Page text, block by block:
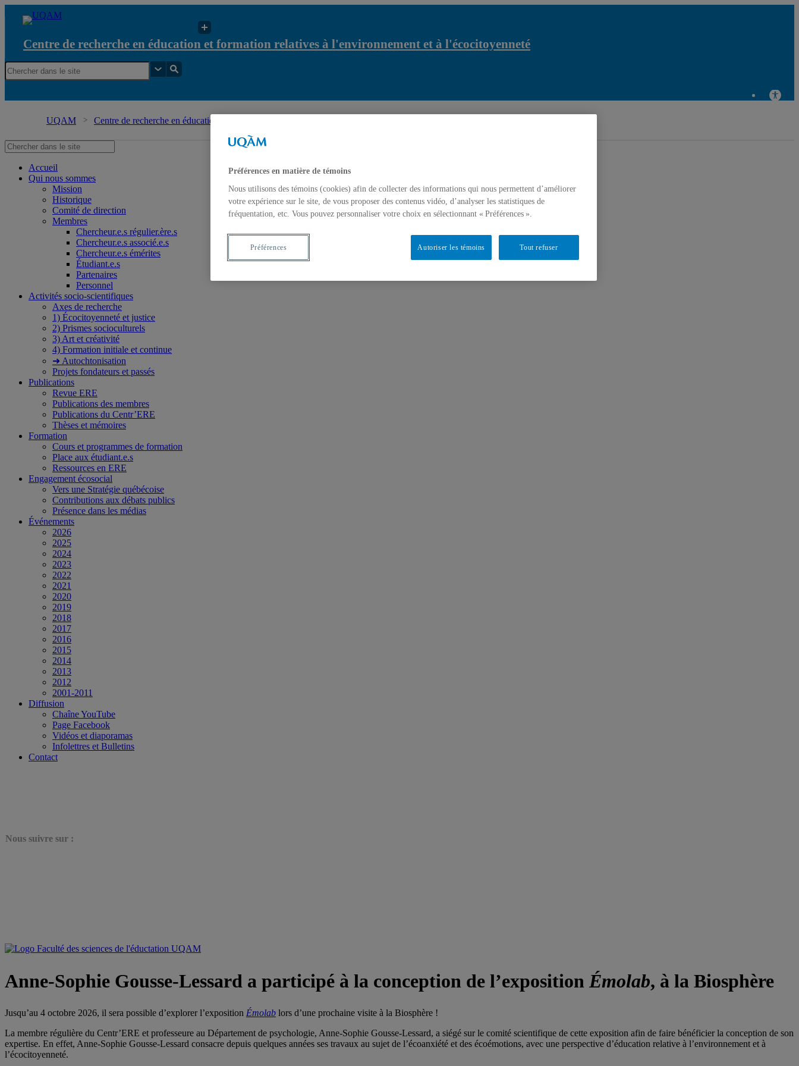
Centre de recherche en éducation et formation relatives à l'environnement et à l'écocitoyenneté
UQAM Centre de recherche en éducation et formation r...
l'environnement et à l'écocitoyenneté
Accueil
Qui nous sommes
Mission
Historique
Comité de direction
Membres
Chercheur.e.s régulier.ère.s
Chercheur.e.s associé.e.s
Chercheur.e.s émérites
Étudiant.e.s
Partenaires
Personnel
Activités socio-scientifiques
Axes de recherche
1) Écocitoyenneté et justice
2) Prismes socioculturels
3) Art et créativité
4) Formation initiale et continue
➜ Autochtonisation
Projets fondateurs et passés
Publications
Revue ERE
Publications des membres
Publications du Centr’ERE
Thèses et mémoires
Formation
Cours et programmes de formation
Place aux étudiant.e.s
Ressources en ERE
Engagement écosocial
Vers une Stratégie québécoise
Contributions aux débats publics
Présence dans les médias
Événements
2026
2025
2024
2023
2022
2021
2020
2019
2018
2017
2016
2015
2014
2013
2012
2001-2011
Diffusion
Chaîne YouTube
Page Facebook
Vidéos et diaporamas
Infolettres et Bulletins
Contact
Nous suivre sur :
Anne-Sophie Gousse-Lessard a participé à la conception de l’exposition Émolab, à la Biosphère
Jusqu’au 4 octobre 2026, il sera possible d’explorer l’exposition Émolab lors d’une prochaine visite à la Biosphère !
La membre régulière du Centr’ERE et professeure au Département de psychologie, Anne-Sophie Gousse-Lessard, a siégé sur le comité scientifique de cette exposition afin de faire bénéficier la conception de son
expertise. En effet, Anne-Sophie Gousse-Lessard consacre depuis quelques années ses travaux au sujet de l’écoanxiété et des écoémotions, avec une perspective d’éducation relative à l’environnement et à
l’écocitoyenneté.
Préférences en matière de témoins
Nous utilisons des témoins (cookies) afin de collecter des informations qui nous permettent d’améliorer
votre expérience sur le site, de vous proposer des contenus vidéo, d’analyser les statistiques de
fréquentation, etc. Vous pouvez personnaliser votre choix en sélectionnant « Préférences ».
Tout refuser
Autoriser les témoins
Préférences